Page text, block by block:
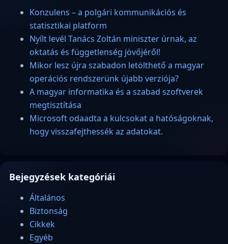
Konzulens – a polgári kommunikációs és
statisztikai platform
Nyílt levél Tanács Zoltán miniszter úrnak, az
oktatás és függetlenség jövőjéről!
Mikor lesz újra szabadon letölthető a magyar
operációs rendszerünk újabb verziója?
A magyar informatika és a szabad szoftverek
megtisztítása
Microsoft odaadta a kulcsokat a hatóságoknak,
hogy visszafejthessék az adatokat.
Bejegyzések kategóriái
Általános
Biztonság
Cikkek
Egyéb